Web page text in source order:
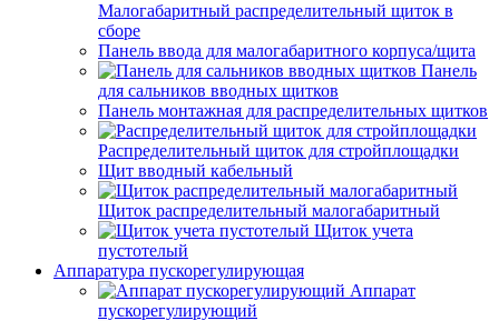
Малогабаритный распределительный щиток в
сборе
Панель ввода для малогабаритного корпуса/щита
Панель
для сальников вводных щитков
Панель монтажная для распределительных щитков
Распределительный щиток для стройплощадки
Щит вводный кабельный
Щиток распределительный малогабаритный
Щиток учета
пустотелый
Аппаратура пускорегулирующая
Аппарат
пускорегулирующий